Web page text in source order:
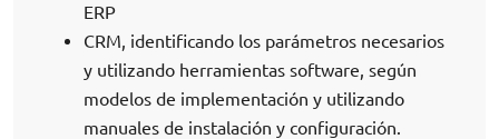
ERP
CRM, identificando los parámetros necesarios
y utilizando herramientas software, según
modelos de implementación y utilizando
manuales de instalación y configuración.